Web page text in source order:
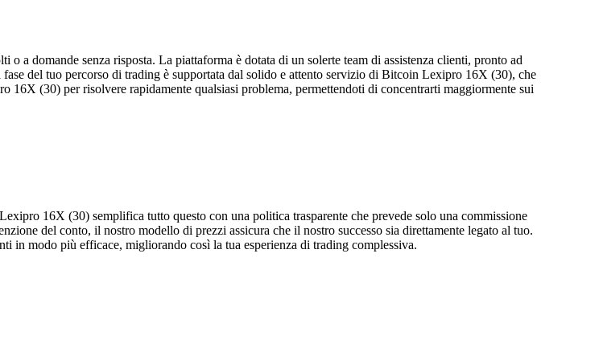
domande senza risposta. La piattaforma è dotata di un solerte team di assistenza clienti, pronto ad
del tuo percorso di trading è supportata dal solido e attento servizio di Bitcoin Lexipro 16X (30), che
(30) per risolvere rapidamente qualsiasi problema, permettendoti di concentrarti maggiormente sui
16X (30) semplifica tutto questo con una politica trasparente che prevede solo una commissione
del conto, il nostro modello di prezzi assicura che il nostro successo sia direttamente legato al tuo.
in modo più efficace, migliorando così la tua esperienza di trading complessiva.